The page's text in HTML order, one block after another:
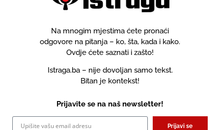
Na mnogim mjestima ćete pronaći
odgovore na pitanja – ko, šta, kada i kako.
Ovdje ćete saznati i zašto!
Istraga.ba – nije dovoljan samo tekst.
Bitan je kontekst!
Prijavite se na naš newsletter!
Prijavi se